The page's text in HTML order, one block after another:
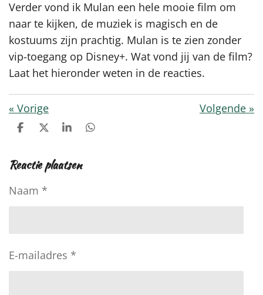
Verder vond ik Mulan een hele mooie film om
naar te kijken, de muziek is magisch en de
kostuums zijn prachtig. Mulan is te zien zonder
vip-toegang op Disney+. Wat vond jij van de film?
Laat het hieronder weten in de reacties.
« Vorige Volgende »
D
e
D
l
S
r
e
D
Reactie plaatsen
Naam *
E-mailadres *